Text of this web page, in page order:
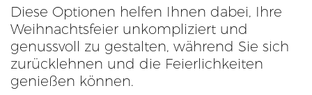
Diese Optionen helfen Ihnen dabei, Ihre
Weihnachtsfeier unkompliziert und
genussvoll zu gestalten, während Sie sich
zurücklehnen und die Feierlichkeiten
genießen können.